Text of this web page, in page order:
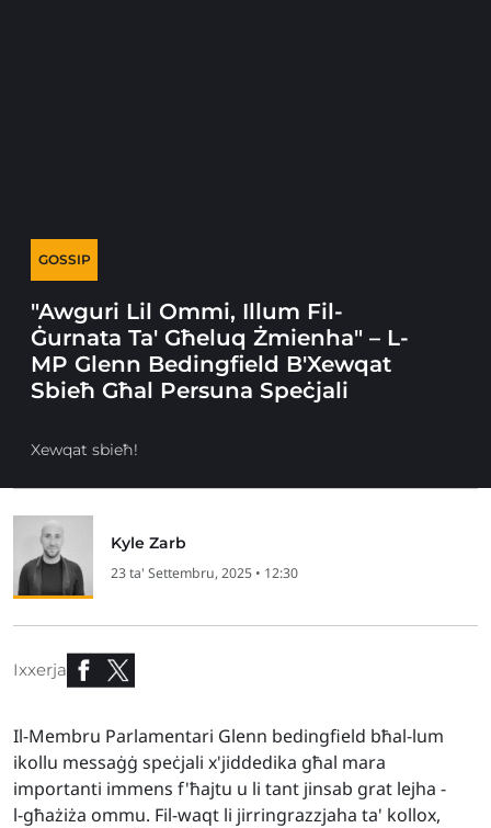
GOSSIP
"Awguri Lil Ommi, Illum Fil-
Ġurnata Ta' Għeluq Żmienha" – L-
MP Glenn Bedingfield B'Xewqat
Sbieħ Għal Persuna Speċjali
Xewqat sbieħ!
Kyle Zarb
23 ta' Settembru, 2025 • 12:30
Ixxerja
Il-Membru Parlamentari Glenn bedingfield bħal-lum
ikollu messaġġ speċjali x'jiddedika għal mara
importanti immens f'ħajtu u li tant jinsab grat lejha -
l-għażiża ommu. Fil-waqt li jirringrazzjaha ta' kollox,